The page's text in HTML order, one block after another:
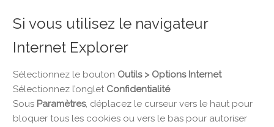
Si vous utilisez le navigateur
Internet Explorer
Sélectionnez le bouton Outils > Options Internet
Sélectionnez l’onglet Confidentialité
Sous Paramètres, déplacez le curseur vers le haut pour
bloquer tous les cookies ou vers le bas pour autoriser